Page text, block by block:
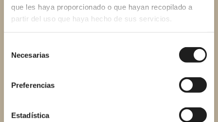
que les haya proporcionado o que hayan recopilado a
partir del uso que haya hecho de sus servicios.
Necesarias
Preferencias
Estadística
Precio del agua en tu municipio (€/m³, tarifa